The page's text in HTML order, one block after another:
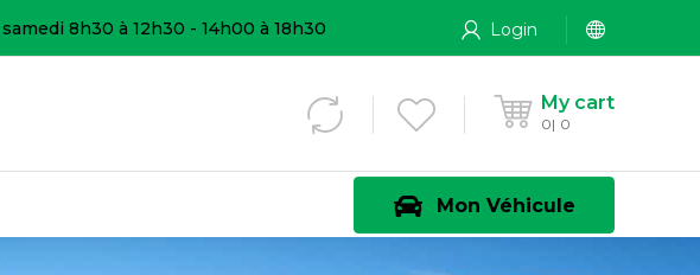
8h30 à 12h30 - 14h00 à 18h30 Login
My cart
0 0
Mon Véhicule